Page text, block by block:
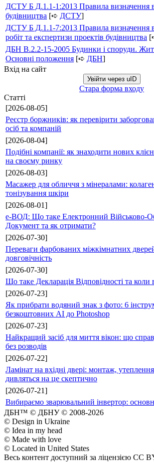
ДСТУ Б Д.1.1-1:2013 Правила визначення
будівництва [➪ ДСТУ]
ДСТУ Б Д.1.1-7:2013 Правила визначення
робіт та експертизи проектів будівництва
ДБН В.2.2-15-2005 Будинки і споруди.
Основні положення [➪ ДБН]
Вхід на сайт
Увійти через uID
Стара форма входу
Статті
[2026-08-05]
Реєстр боржників: як перевірити
осіб та компаній
[2026-08-04]
Подібні компанії: як знаходити нових
на своєму ринку
[2026-08-03]
Масажер для обличчя з мінералами:
тонізування шкіри
[2026-08-01]
е-ВОД: Що таке Електронний Військово-
Документ та як отримати?
[2026-07-30]
Переваги фарбованих міжкімнатних
довговічність
[2026-07-30]
Що таке Декларація Відповідності та коли
[2026-07-23]
Як прибрати водяний знак з фото: 6
безкоштовних AI до Photoshop
[2026-07-23]
Найкращий засіб для миття вікон: що
без розводів
[2026-07-22]
Ламінат на вхідні двері: монтаж,
дивляться на це скептично
[2026-07-21]
Вибираємо зварювальний інвертор:
ДБН™ © ДБНУ © 2008-2026
© Design in Ukraine
© Idea in my head
© Made with love
© Located in United States
Весь контент доступний за ліцензією CC